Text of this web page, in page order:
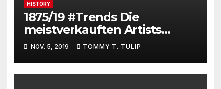
HISTORY
1875/19 #Trends Die
meistverkauften Artists
(Musik) von 1969 bis 2019 als
Gebrauchsgrafik #Nivea
#Niveau #TTT #Tulipstagram
NOV. 5, 2019 TOMMY T. TULIP